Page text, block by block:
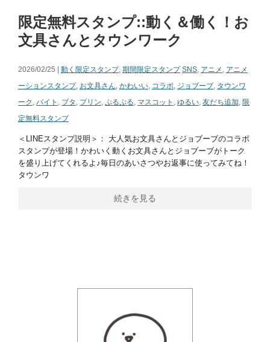
限定無料スタンプ::動く＆働く！お
文具さんとタウンワーク
2026/02/25 | 動く限定スタンプ, 期間限定スタンプ SNS, アニメ , アニメ
ーションスタンプ, お文具さん, かわいい, コラボ, ジョブーブ, タウンワ
ーク , バイト , ブタ , プリン, ぷるぷる, マスコット , ゆるい, 友だち追加, 限
定無料スタンプ
＜LINEスタンプ説明＞： 大人気お文具さんとジョブーブのコラボ
スタンプが登場！かわいく動くお文具さんとジョブーブがトーク
を盛り上げてくれるよ♪毎日のあいさつやお返事に使ってみてね！
タウンワ
続きを見る